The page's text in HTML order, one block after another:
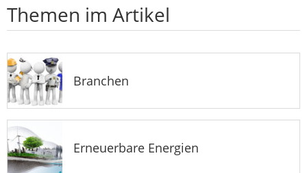
Themen im Artikel
Branchen
Erneuerbare Energien